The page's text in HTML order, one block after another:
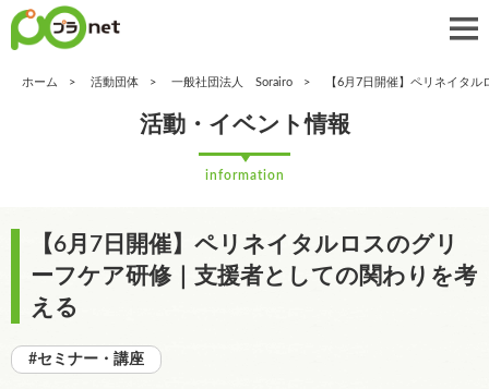
ホーム 活動団体 一般社団法人 Sorairo 【6月7日開催】ペリネイタ
活動・イベント情報
information
【6月7日開催】ペリネイタルロスのグリ
ーフケア研修｜支援者としての関わりを考
える
#セミナー・講座